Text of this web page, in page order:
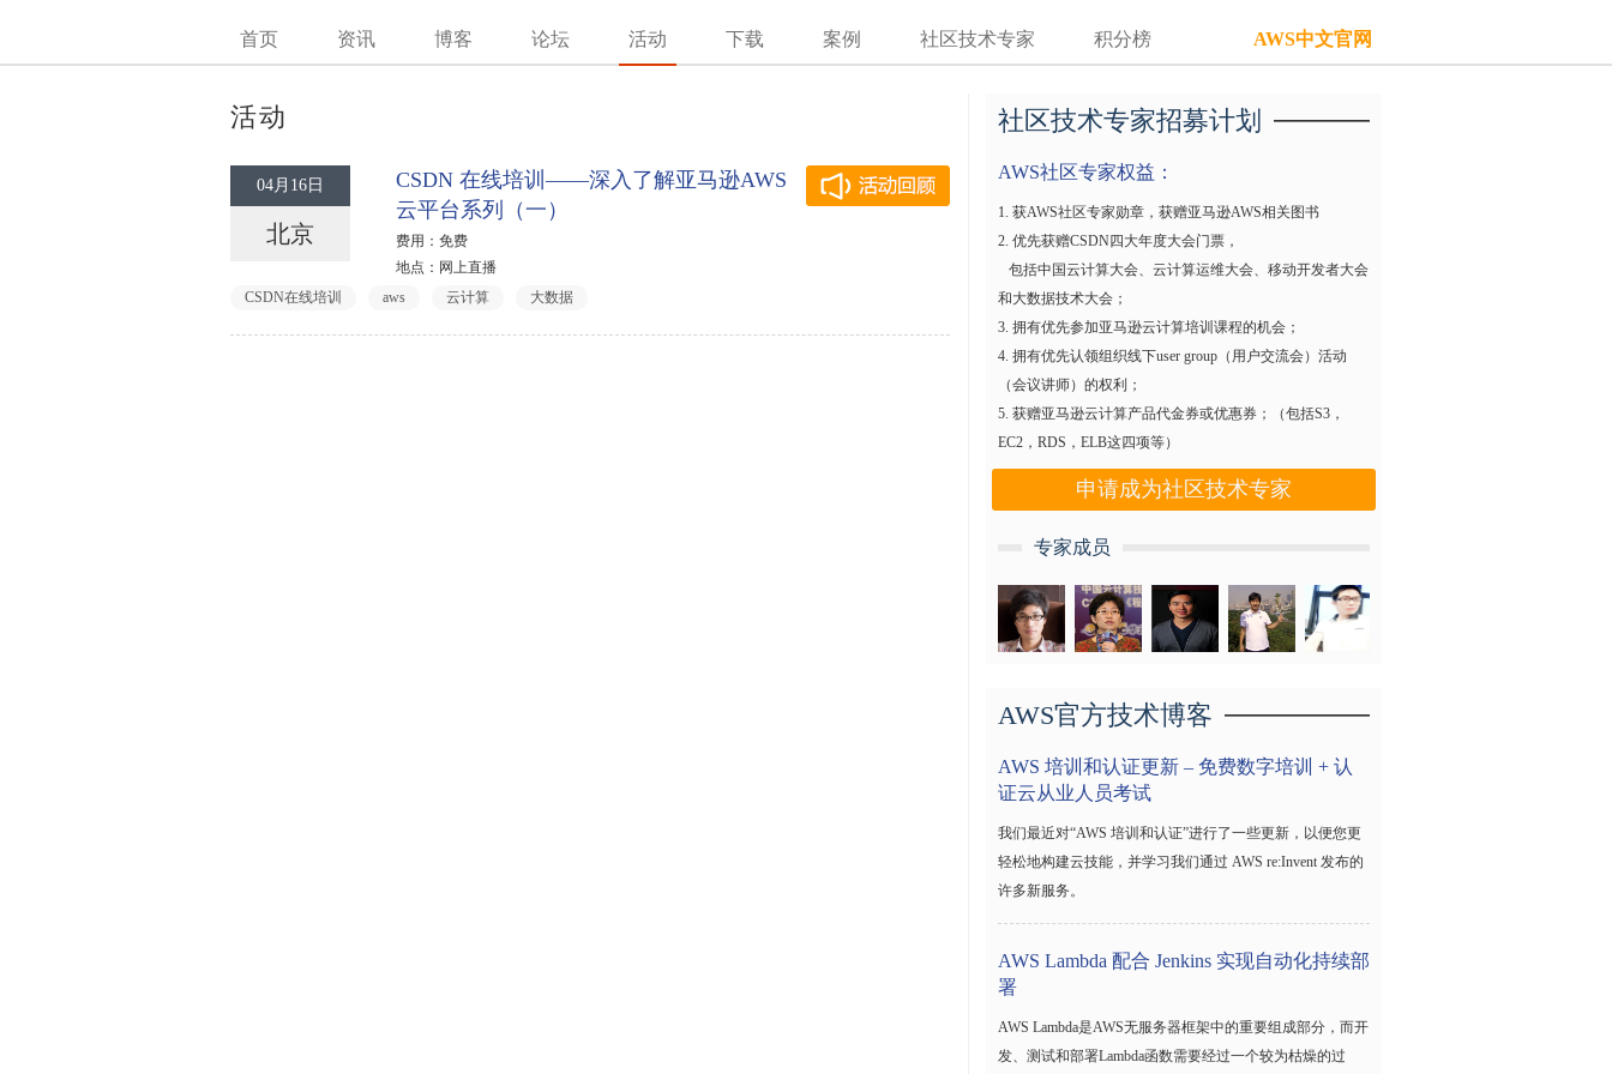
首页 资讯 博客 论坛 活动 下载 案例 社区技术专家 积分榜 AWS中文官网
活动
04月16日
北京
CSDN 在线培训——深入了解亚马逊AWS
云平台系列（一）
费用：免费
地点：网上直播
CSDN在线培训
aws 云计算 大数据
社区技术专家招募计划
AWS社区专家权益：
1. 获AWS社区专家勋章，获赠亚马逊AWS相关图书
2. 优先获赠CSDN四大年度大会门票，
包括中国云计算大会、云计算运维大会、移动开发者大会
和大数据技术大会；
3. 拥有优先参加亚马逊云计算培训课程的机会；
4. 拥有优先认领组织线下user group（用户交流会）活动
（会议讲师）的权利；
5. 获赠亚马逊云计算产品代金券或优惠券；（包括S3，
EC2，RDS，ELB这四项等）
申请成为社区技术专家
专家成员
AWS官方技术博客
AWS 培训和认证更新 – 免费数字培训 + 认
证云从业人员考试
我们最近对“AWS 培训和认证”进行了一些更新，以便您更
轻松地构建云技能，并学习我们通过 AWS re:Invent 发布的
许多新服务。
AWS Lambda 配合 Jenkins 实现自动化持续部
署
AWS Lambda是AWS无服务器框架中的重要组成部分，而开
发、测试和部署Lambda函数需要经过一个较为枯燥的过